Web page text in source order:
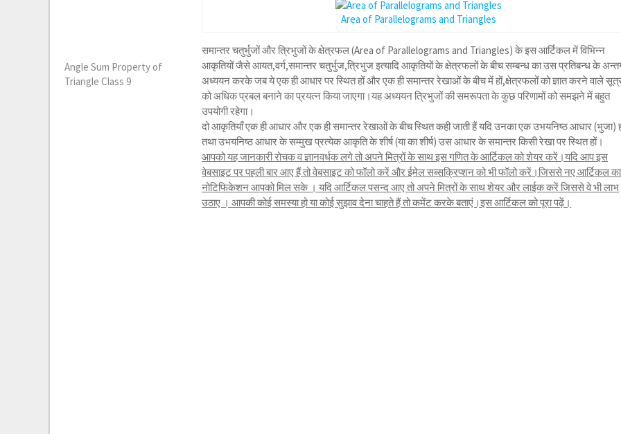
Area of Parallelograms and Triangles
समान्तर चतुर्भुजों और त्रिभुजों के क्षेत्रफल (Area of Parallelograms and Triangles) के इस आर्टिकल में विभिन्न
आकृतियों जैसे आयत,वर्ग,समान्तर चतुर्भुज,त्रिभुज इत्यादि आकृतियों के क्षेत्रफलों के बीच सम्बन्ध का उस प्रतिबन्ध के
अध्ययन करके जब ये एक ही आधार पर स्थित हों और एक ही समान्तर रेखाओं के बीच में हों,क्षेत्रफलों को ज्ञात करने वाले
को अधिक प्रबल बनाने का प्रयत्न किया जाएगा।यह अध्ययन त्रिभुजों की समरूपता के कुछ परिणामों को समझने में बहुत
उपयोगी रहेगा।
दो आकृतियाँ एक ही आधार और एक ही समान्तर रेखाओं के बीच स्थित कही जाती हैं यदि उनका एक उभयनिष्ठ आधार (भुजा)
तथा उभयनिष्ठ आधार के सम्मुख प्रत्येक आकृति के शीर्ष (या का शीर्ष) उस आधार के समान्तर किसी रेखा पर स्थित हों।
आपको यह जानकारी रोचक व ज्ञानवर्धक लगे तो अपने मित्रों के साथ इस गणित के आर्टिकल को शेयर करें।यदि आप इस
वेबसाइट पर पहली बार आए हैं तो वेबसाइट को फॉलो करें और ईमेल सब्सक्रिप्शन को भी फॉलो करें।जिससे नए आर्टिकल का
नोटिफिकेशन आपको मिल सके । यदि आर्टिकल पसन्द आए तो अपने मित्रों के साथ शेयर और लाईक करें जिससे वे भी लाभ
उठाए । आपकी कोई समस्या हो या कोई सुझाव देना चाहते हैं तो कमेंट करके बताएं।इस आर्टिकल को पूरा पढ़ें।
Angle Sum Property of
Triangle Class 9